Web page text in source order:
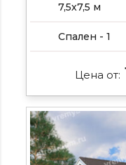
7,5х7,5 м
Спален - 1
Цена от: